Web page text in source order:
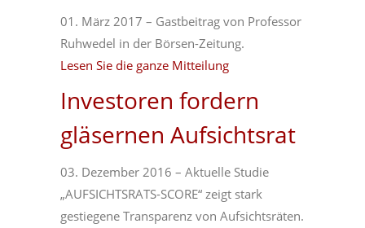
01. März 2017 – Gastbeitrag von Professor
Ruhwedel in der Börsen-Zeitung.
Lesen Sie die ganze Mitteilung
Investoren fordern
gläsernen Aufsichtsrat
03. Dezember 2016 – Aktuelle Studie
„AUFSICHTSRATS-SCORE“ zeigt stark
gestiegene Transparenz von Aufsichtsräten.